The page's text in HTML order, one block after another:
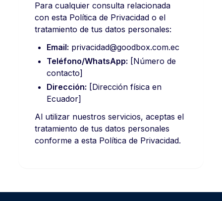
Para cualquier consulta relacionada
con esta Política de Privacidad o el
tratamiento de tus datos personales:
Email: privacidad@goodbox.com.ec
Teléfono/WhatsApp: [Número de
contacto]
Dirección: [Dirección física en
Ecuador]
Al utilizar nuestros servicios, aceptas el
tratamiento de tus datos personales
conforme a esta Política de Privacidad.